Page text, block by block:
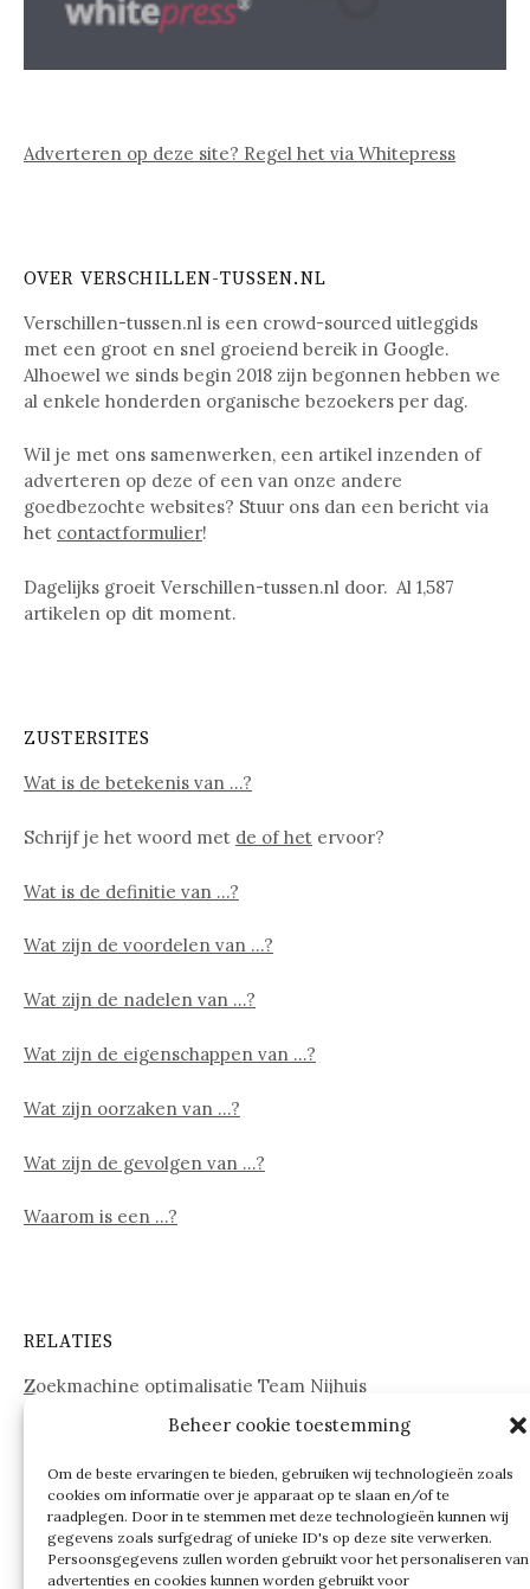
Beheer cookie toestemming
Om de beste ervaringen te bieden, gebruiken wij technologieën zoals
cookies om informatie over je apparaat op te slaan en/of te
raadplegen. Door in te stemmen met deze technologieën kunnen wij
gegevens zoals surfgedrag of unieke ID's op deze site verwerken.
Persoonsgegevens zullen worden gebruikt voor het personaliseren van
advertenties en cookies kunnen worden gebruikt voor
Adverteren op deze site? Regel het via Whitepress
OVER VERSCHILLEN-TUSSEN.NL
Verschillen-tussen.nl is een crowd-sourced uitleggids
met een groot en snel groeiend bereik in Google.
Alhoewel we sinds begin 2018 zijn begonnen hebben we
al enkele honderden organische bezoekers per dag.
Wil je met ons samenwerken, een artikel inzenden of
adverteren op deze of een van onze andere
goedbezochte websites? Stuur ons dan een bericht via
het contactformulier!
Dagelijks groeit Verschillen-tussen.nl door. Al 1,587
artikelen op dit moment.
ZUSTERSITES
Wat is de betekenis van …?
Schrijf je het woord met de of het ervoor?
Wat is de definitie van …?
Wat zijn de voordelen van …?
Wat zijn de nadelen van …?
Wat zijn de eigenschappen van …?
Wat zijn oorzaken van …?
Wat zijn de gevolgen van …?
Waarom is een …?
RELATIES
Zoekmachine optimalisatie Team Nijhuis